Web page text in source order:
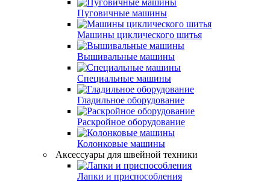
Пуговичные машины
Машины циклического шитья
Вышивальные машины
Специальные машины
Гладильное оборудование
Раскройное оборудование
Колонковые машины
Аксессуары для швейной техники
Лапки и приспособления